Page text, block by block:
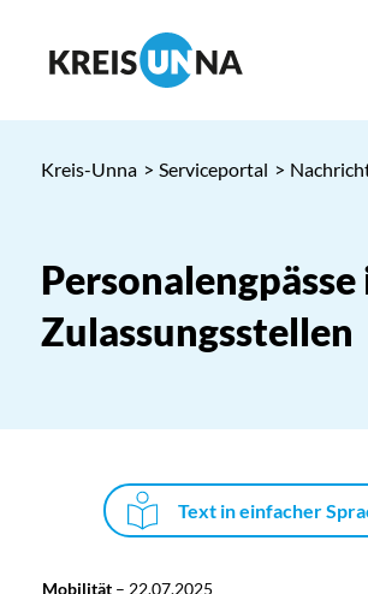
Kreis-Unna > Serviceportal >
Personalengpässe
Zulassungsstellen
Text in einfacher
Mobilität– 22.07.2025